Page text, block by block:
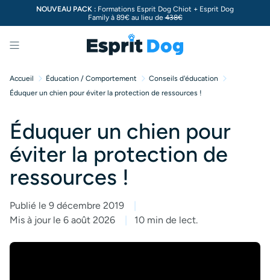
NOUVEAU PACK : Formations Esprit Dog Chiot + Esprit Dog
Family à 89€ au lieu de438€
Menu
Accueil Éducation / Comportement
Conseils d'éducation
Éduquer un chien pour éviter la protection de ressources !
Éduquer un chien pour
éviter la protection de
ressources !
Publié le 9 décembre 2019
Mis à jour le 6 août 2026
10 min de lect.